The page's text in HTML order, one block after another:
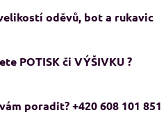
oděvů, bot a rukavic
POTISK či VÝŠIVKU ?
poradit? +420 608 101 851